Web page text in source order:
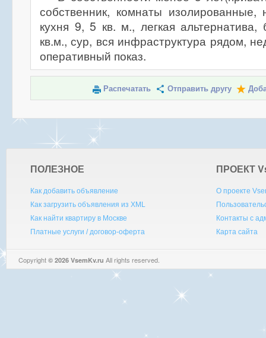
собственник, комнаты
кухня 9, 5 кв. м., легкая
кв.м., сур, вся инфраструктура рядом,
оперативный показ.
Распечатать Отправить другу
ПОЛЕЗНОЕ
Как добавить объявление
Как загрузить объявления из XML
Как найти квартиру в Москве
Платные услуги / договор-оферта
ПРОЕКТ V
О проекте
Контакты с
Карта сайта
Copyright © 2026 VsemKv.ru All rights reserved.